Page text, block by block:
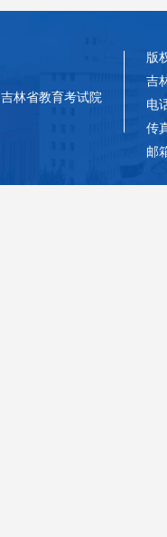
吉林省教育考试院
版
吉
电
传
邮